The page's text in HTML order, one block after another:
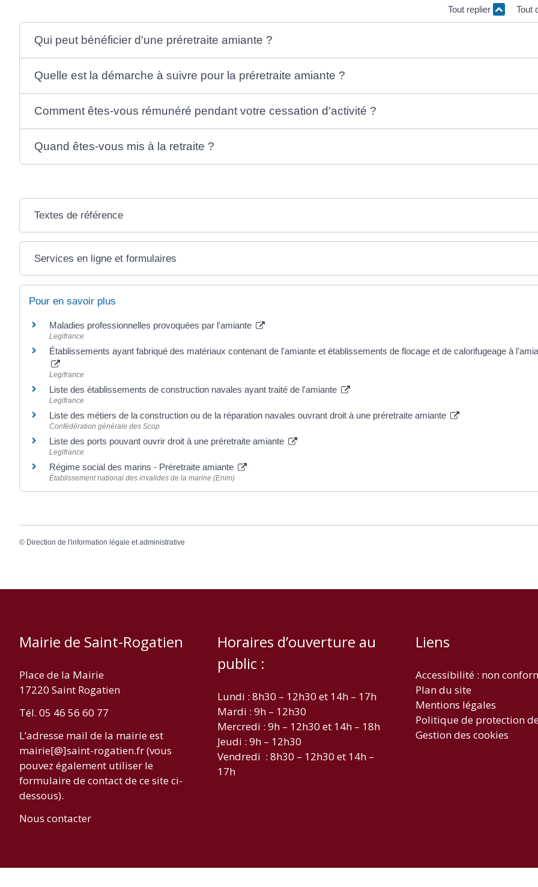
Tout replier Tout
Qui peut bénéficier d'une préretraite amiante ?
Quelle est la démarche à suivre pour la préretraite amiante ?
Comment êtes-vous rémunéré pendant votre cessation d'activité ?
Quand êtes-vous mis à la retraite ?
Textes de référence
Services en ligne et formulaires
Pour en savoir plus
Maladies professionnelles provoquées par l'amiante
Legifrance
Établissements ayant fabriqué des matériaux contenant de l'amiante et établissements de flocage et de calorifugeage à
Legifrance
Liste des établissements de construction navales ayant traité de l'amiante
Legifrance
Liste des métiers de la construction ou de la réparation navales ouvrant droit à une préretraite amiante
Confédération générale des Scop
Liste des ports pouvant ouvrir droit à une préretraite amiante
Legifrance
Régime social des marins - Préretraite amiante
Établissement national des invalides de la marine (Enim)
© Direction de l'information légale et administrative
Mairie de Saint-Rogatien
Place de la Mairie
17220 Saint Rogatien
Tél. 05 46 56 60 77
L’adresse mail de la mairie est
mairie[@]saint-rogatien.fr (vous
pouvez également utiliser le
formulaire de contact de ce site ci-
dessous).
Nous contacter
Horaires d’ouverture au
public :
Lundi : 8h30 – 12h30 et 14h – 17h
Mardi : 9h – 12h30
Mercredi : 9h – 12h30 et 14h – 18h
Jeudi : 9h – 12h30
Vendredi : 8h30 – 12h30 et 14h –
17h
Liens
Accessibilité : non
Plan du site
Mentions légales
Politique de protection
Gestion des cookies